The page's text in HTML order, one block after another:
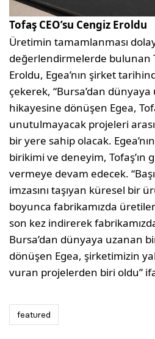
Tofaş CEO’su Cengiz Eroldu
Üretimin tamamlanması
değerlendirmelerde bulunan
Eroldu, Egea’nın şirket
çekerek, “Bursa’dan
hikayesine dönüşen Egea,
unutulmayacak projeleri
bir yere sahip olacak.
birikimi ve deneyim, Tofaş’ın
vermeye devam edecek.
imzasını taşıyan küresel bir
boyunca fabrikamızda
son kez indirerek
Bursa’dan dünyaya uzanan
dönüşen Egea, şirketimizin
vuran projelerden biri oldu”
featured